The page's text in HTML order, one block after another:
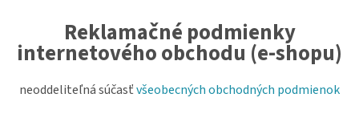
Reklamačné podmienky
internetového obchodu (e-shopu)
neoddeliteľná súčasťvšeobecných obchodných podmienok